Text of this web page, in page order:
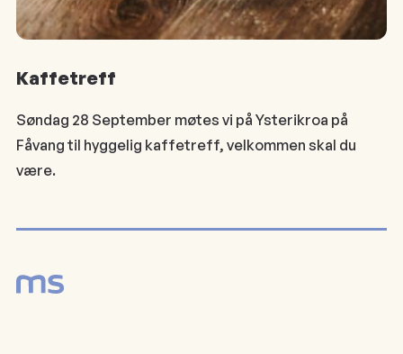
Kaffetreff
Søndag 28 September møtes vi på Ysterikroa på
Fåvang til hyggelig kaffetreff, velkommen skal du
være.